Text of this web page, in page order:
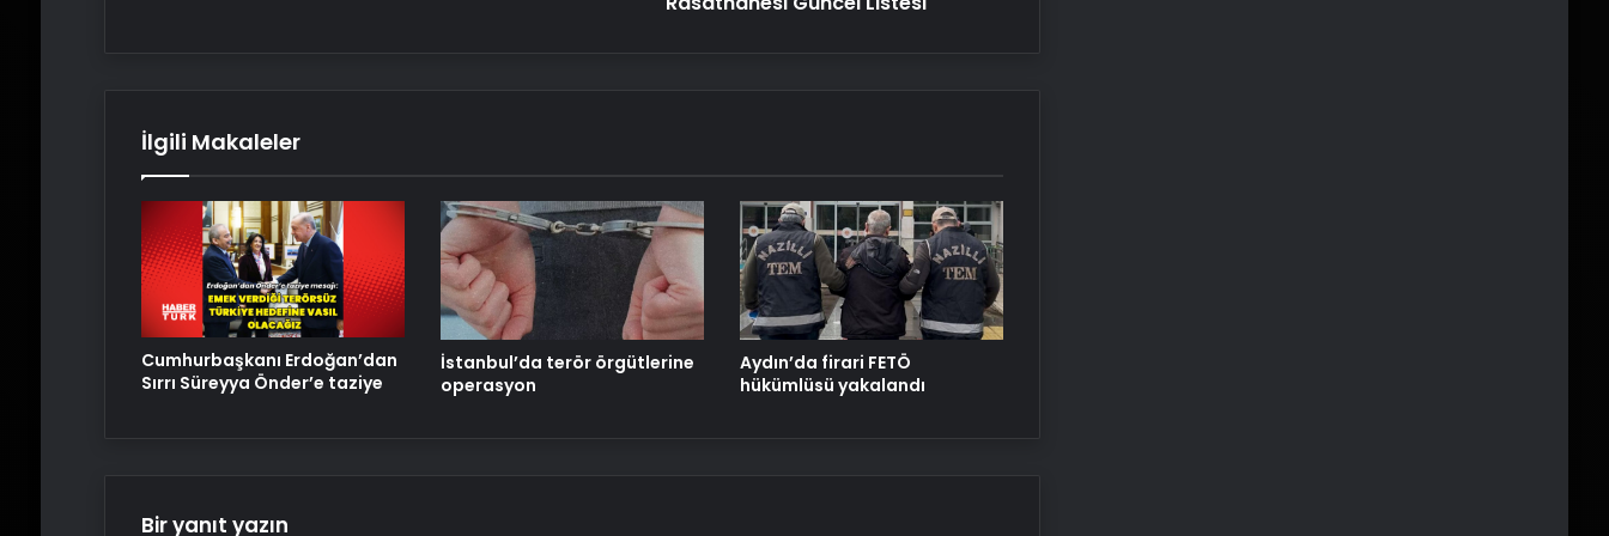
Datahost İle Güvenilir Sunucu
Hizmetleri
Muğla’da “Nitelikli İşgücü Yetiştirme
Programı” başladı
İlgili Makaleler
Cumhurbaşkanı Erdoğan’dan
Sırrı Süreyya Önder’e taziye
İstanbul’da terör örgütlerine
operasyon
Aydın’da firari FETÖ
hükümlüsü yakalandı
Bir yanıt yazın